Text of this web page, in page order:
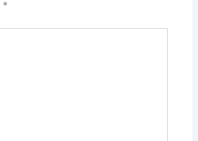
*